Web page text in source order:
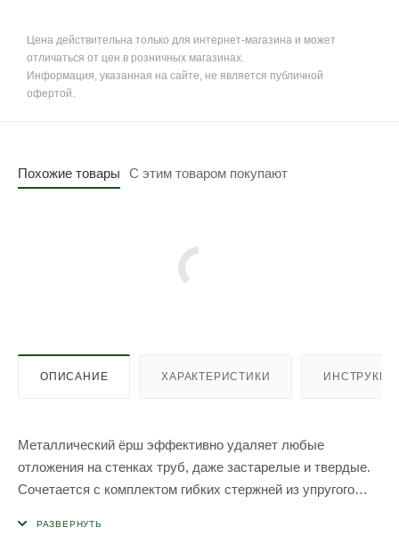
Цена действительна только для интернет-магазина и может
отличаться от цен в розничных магазинах.
Информация, указанная на сайте, не является публичной
офертой.
Похожие товары С этим товаром покупают
ОПИСАНИЕ ХАРАКТЕРИСТИКИ
Металлический ёрш эффективно удаляет любые
отложения на стенках труб, даже застарелые и твердые.
Сочетается с комплектом гибких стержней из упругого